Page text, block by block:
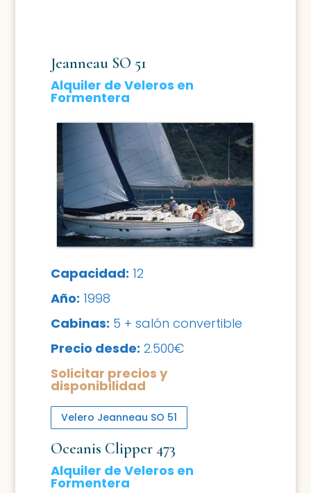
Jeanneau SO 51
Alquiler de Veleros en
Formentera
Capacidad: 12
Año: 1998
Cabinas: 5 + salón convertible
Precio desde: 2.500€
Solicitar precios y
disponibilidad
Velero Jeanneau SO 51
Oceanis Clipper 473
Alquiler de Veleros en
Formentera